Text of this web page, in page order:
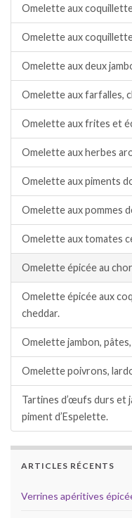
Omelette aux
Omelette aux
Omelette aux deux
Omelette aux farfalles,
Omelette aux frites et
Omelette aux herbes
Omelette aux piments
Omelette aux pommes
Omelette aux tomates
Omelette épicée au
Omelette épicée aux
cheddar.
Omelette jambon,
Omelette poivrons,
Tartines d’œufs durs et
piment d’Espelette.
ARTICLES RÉCENTS
Verrines apéritives